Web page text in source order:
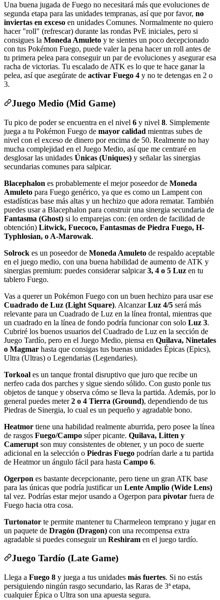
Una buena jugada de Fuego no necesitará más que evoluciones de
segunda etapa para las unidades tempranas, así que por favor, no
inviertas en exceso en unidades Comunes. Normalmente no quiero
hacer "roll" (refrescar) durante las rondas PvE iniciales, pero si
consigues la Moneda Amuleto y te sientes un poco decepcionado
con tus Pokémon Fuego, puede valer la pena hacer un roll antes de
tu primera pelea para conseguir un par de evoluciones y asegurar esa
racha de victorias. Tu escalado de ATK es lo que te hace ganar la
pelea, así que asegúrate de activar Fuego 4 y no te detengas en 2 o
3.
Juego Medio (Mid Game)
Tu pico de poder se encuentra en el nivel 6 y nivel 8. Simplemente
juega a tu Pokémon Fuego de mayor calidad mientras subes de
nivel con el exceso de dinero por encima de 50. Realmente no hay
mucha complejidad en el Juego Medio, así que me centraré en
desglosar las unidades Únicas (Uniques) y señalar las sinergias
secundarias comunes para salpicar.
Blacephalon es probablemente el mejor poseedor de Moneda
Amuleto para Fuego genérico, ya que es como un Lampent con
estadísticas base más altas y un hechizo que adora rematar. También
puedes usar a Blacephalon para construir una sinergia secundaria de
Fantasma (Ghost) si lo emparejas con: (en orden de facilidad de
obtención) Litwick, Fuecoco, Fantasmas de Piedra Fuego, H-
Typhlosian, o A-Marowak.
Solrock es un poseedor de Moneda Amuleto de respaldo aceptable
en el juego medio, con una buena habilidad de aumento de ATK y
sinergias premium: puedes considerar salpicar3, 4 o 5 Luz en tu
tablero Fuego.
Vas a querer un Pokémon Fuego con un buen hechizo para usar ese
Cuadrado de Luz (Light Square). AlcanzarLuz 4/5 será más
relevante para un Cuadrado de Luz en la línea frontal, mientras que
un cuadrado en la línea de fondo podría funcionar con solo Luz 3.
Cubriré los buenos usuarios del Cuadrado de Luz en la sección de
Juego Tardío, pero en el Juego Medio, piensa en Quilava, Ninetales
o Magmar hasta que consigas tus buenas unidades Épicas (Epics),
Ultra (Ultras) o Legendarias (Legendaries).
Torkoal es un tanque frontal disruptivo que juro que recibe un
nerfeo cada dos parches y sigue siendo sólido. Con gusto ponle tus
objetos de tanque y observa cómo se lleva la partida. Además, por lo
general puedes meter2 o 4 Tierra (Ground), dependiendo de tus
Piedras de Sinergia, lo cual es un pequeño y agradable bono.
Heatmor tiene una habilidad realmente aburrida, pero posee la línea
de rasgos Fuego/Campo súper picante. Quilava, Litten y
Camerupt son muy consistentes de obtener, y un poco de suerte
adicional en la selección o Piedras Fuego podrían darle a tu partida
de Heatmor un ángulo fácil para hasta Campo 6.
Ogerpon es bastante decepcionante, pero tiene un gran ATK base
para las únicas que podría justificar un Lente Amplio (Wide Lens)
tal vez. Podrías estar mejor usando a Ogerpon para pivotar fuera de
Fuego hacia otra cosa.
Turtonator te permite mantener tu Charmeleon temprano y jugar en
un paquete de Dragón (Dragon) con una recompensa extra
agradable si puedes conseguir un Reshiram en el juego tardío.
Juego Tardío (Late Game)
Llega a Fuego 8 y juega a tus unidades más fuertes. Si no estás
persiguiendo ningún rasgo secundario, las Raras de 3ª etapa,
cualquier Épica o Ultra son una apuesta segura.